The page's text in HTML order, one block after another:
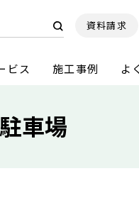
資料請求
ビス 施工事例 よ
車場